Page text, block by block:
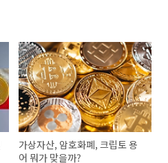
가상자산, 암호화폐, 크립토 용
어 뭐가 맞을까?